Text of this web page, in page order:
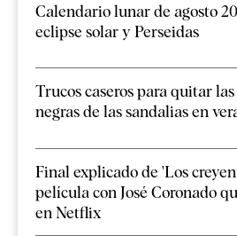
Calendario lunar de agosto
eclipse solar y Perseidas
Trucos caseros para quitar
negras de las sandalias en
Final explicado de 'Los
película con José Coronado
en Netflix